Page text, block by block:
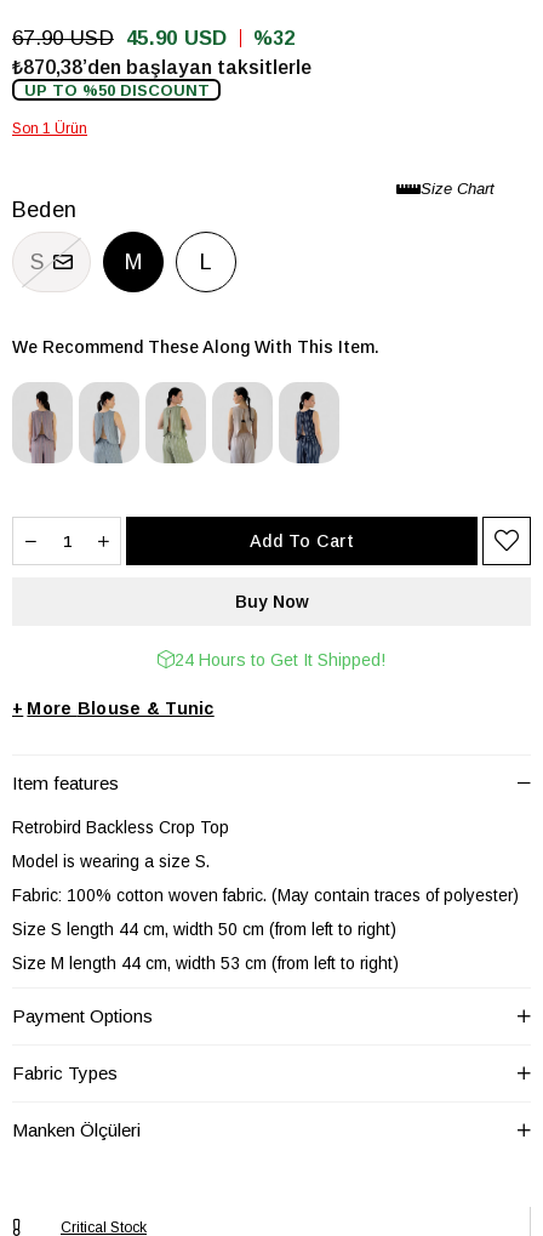
67.90 USD 45.90 USD
32
₺870,38’den başlayan taksitlerle
UP TO %50 DISCOUNT
Son 1 Ürün
Beden
S M L
We Recommend These Along With This Item.
24 Hours to Get It Shipped!
+ Blouse & Tunic
Item features
Retrobird Backless Crop Top
Model is wearing a size S.
Fabric: 100% cotton woven fabric. (May contain traces of polyester)
Size S length 44 cm, width 50 cm (from left to right)
Size M length 44 cm, width 53 cm (from left to right)
WASH IN COLD WATER
10% shrinkage may occur in fabrics with a high cotton content in the
The measurements in the product descriptions are given by
Payment Options
Fabric Types
Manken Ölçüleri
Critical Stock